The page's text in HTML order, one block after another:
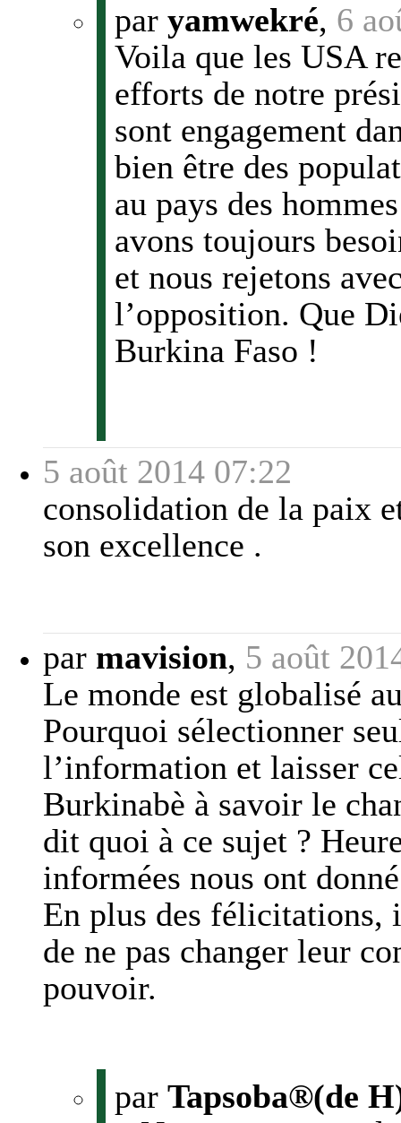
par yamwekré, 6
Voila que les USA
efforts de notre
sont engagement
bien être des
au pays des
avons toujours
et nous rejetons
l’opposition. Que
Burkina Faso !
5 août 2014 07:22
consolidation de la paix
son excellence .
par mavision, 5 août
Le monde est globalisé
Pourquoi sélectionner
l’information et laisser
Burkinabè à savoir le
dit quoi à ce sujet ?
informées nous ont
En plus des félicitations,
de ne pas changer leur
pouvoir.
par Tapsoba®(de